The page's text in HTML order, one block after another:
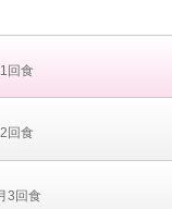
回食
回食
3回食